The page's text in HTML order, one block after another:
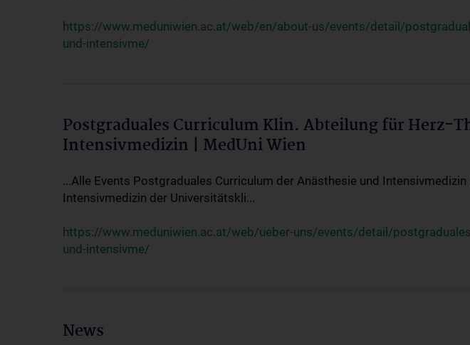
https://www.meduniwien.ac.at/web/en/about-us/events/detail/
und-intensivme/
Postgraduales Curriculum Klin. Abteilung für Herz-
Intensivmedizin | MedUni Wien
...Alle Events Postgraduales Curriculum der Anästhesie und
Intensivmedizin der Universitätskli...
https://www.meduniwien.ac.at/web/ueber-uns/events/detail/
und-intensivme/
News